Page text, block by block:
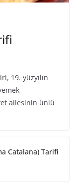
19. yüzyılın
ailesinin ünlü
Catalana) Tarifi